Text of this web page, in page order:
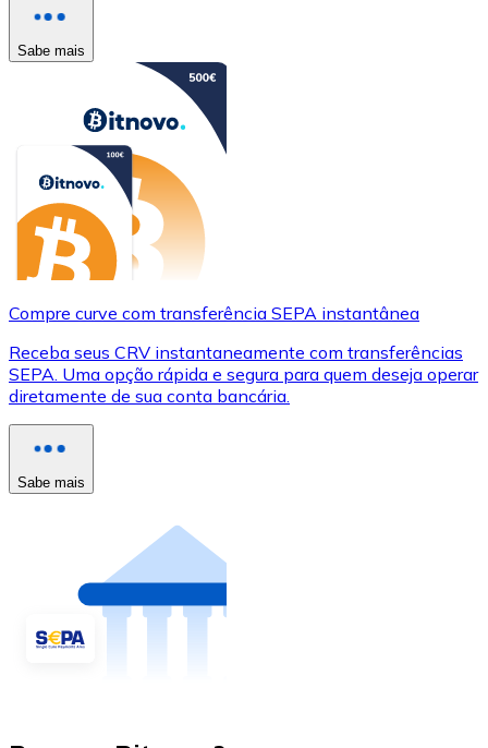
Sabe mais
Compre curve com transferência SEPA instantânea
Receba seus CRV instantaneamente com transferências
SEPA. Uma opção rápida e segura para quem deseja operar
diretamente de sua conta bancária.
Sabe mais